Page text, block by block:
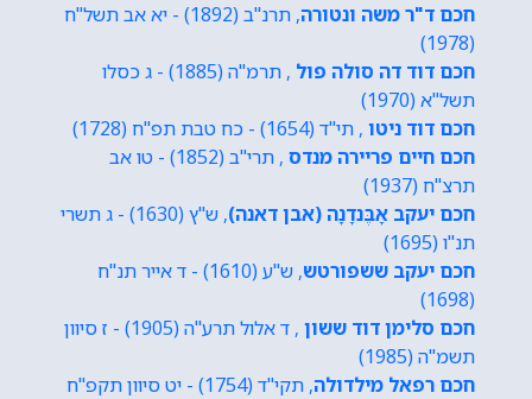
חכם ד"ר משה ונטורה
, תרנ"ב (1892) - יא אב תשל"ח
(1978)
חכם דוד דה סולה פול
, תרמ"ה (1885) - ג כסלו
תשל"א (1970)
חכם דוד ניטו , תי"ד (1654) - כח טבת תפ"ח (1728)
חכם חיים פריירה מנדס
, תרי"ב (1852) - טו אב
תרצ"ח (1937)
חכם יעקב אָבֶּנדָנָה (אבן דאנה)
, ש"ץ (1630) - ג תשרי
תנ"ו (1695)
חכם יעקב ששפורטש
, ש"ע (1610) - ד אייר תנ"ח
(1698)
חכם סלימן דוד ששון
, ד אלול תרע"ה (1905) - ז סיוון
תשמ"ה (1985)
חכם רפאל מילדולה
, תקי"ד (1754) - יט סיוון תקפ"ח